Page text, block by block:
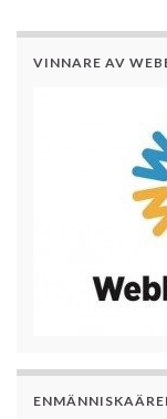
VINNARE AV